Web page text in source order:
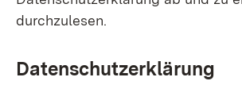
durchzulesen.
Datenschutzerklärung